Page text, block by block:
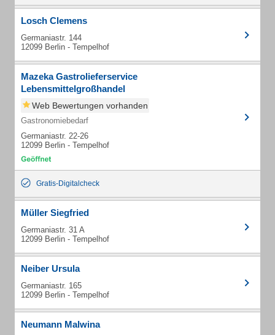
Losch Clemens
Germaniastr. 144
12099 Berlin - Tempelhof
Mazeka Gastrolieferservice
Lebensmittelgroßhandel
Web Bewertungen vorhanden
Gastronomiebedarf
Germaniastr. 22-26
12099 Berlin - Tempelhof
Gratis-Digitalcheck
Müller Siegfried
Germaniastr. 31 A
12099 Berlin - Tempelhof
Neiber Ursula
Germaniastr. 165
12099 Berlin - Tempelhof
Neumann Malwina